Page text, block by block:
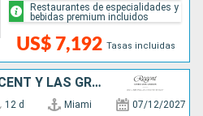
US$ 7,192 Tasas incluidas
Restaurantes de especialidades y
bebidas premium incluidos
SANTA LUCIA, SAN VINCENT Y LAS GRANADINAS, ESTADOS UNIDOS
12 d Miami 07/12/2027